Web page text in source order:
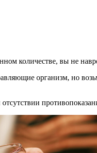
количестве, вы не
организм, но